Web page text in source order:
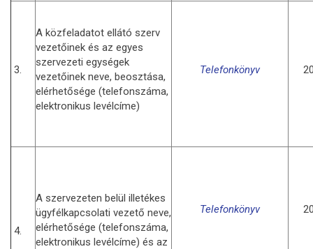
3.
A közfeladatot ellátó szerv
vezetőinek és az egyes
szervezeti egységek
vezetőinek neve, beosztása,
elérhetősége (telefonszáma,
elektronikus levélcíme)
Telefonkönyv
4.
A szervezeten belül illetékes
ügyfélkapcsolati vezető neve,
elérhetősége (telefonszáma,
elektronikus levélcíme) és az
Telefonkönyv